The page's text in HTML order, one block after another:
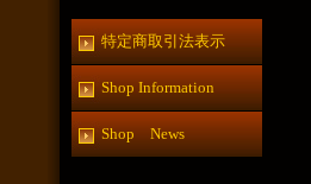
特定商取引法表示
Shop Information
Shop News